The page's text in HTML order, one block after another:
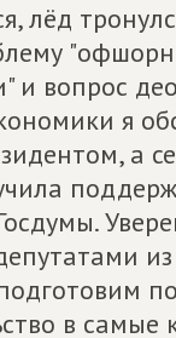
лёд
и вопрос
я
а
в самые